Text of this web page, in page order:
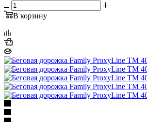
В корзину